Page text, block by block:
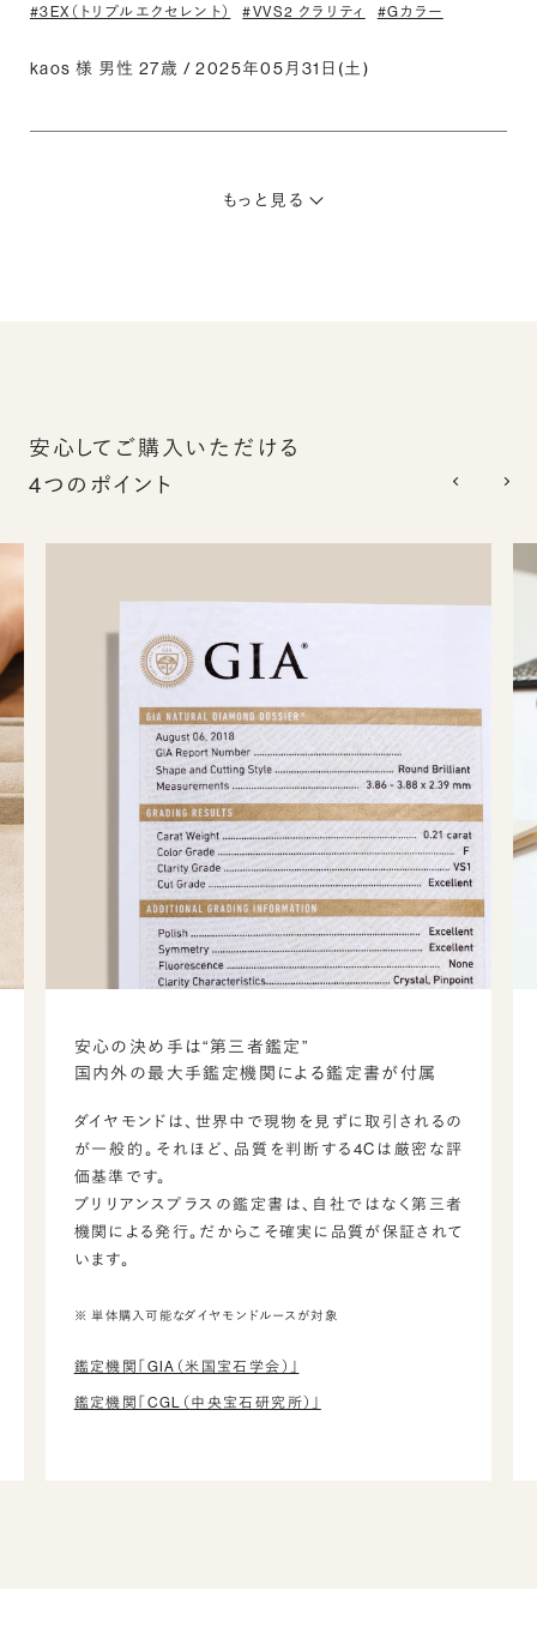
#3EX（トリプルエクセレント）
#VVS2 クラリティ #Gカラー
kaos 様 男性 27歳 / 2025年05月31日(土)
もっと見る
安心してご購入いただける
4つのポイント
安心の決め手は“第三者鑑定”
国内外の最大手鑑定機関による鑑定書が付属
ダイヤモンドは、世界中で現物を見ずに取引されるの
が一般的。それほど、品質を判断する4Cは厳密な評
価基準です。
ブリリアンスプラスの鑑定書は、自社ではなく第三者
機関による発行。だからこそ確実に品質が保証されて
います。
※ 単体購入可能なダイヤモンドルースが対象
鑑定機関「GIA（米国宝石学会）」
鑑定機関「CGL（中央宝石研究所）」